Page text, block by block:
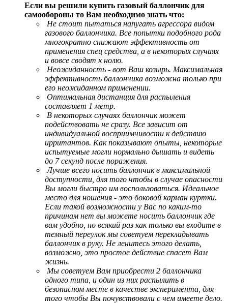
Если вы решили купить газовый баллончик для
самообороны то Вам необходимо знать что:
Не стоит пытаться напугать агрессора видом
газового баллончика. Все попытки подобного рода
многократно снижают эффективность от
применения спец средства, а в некоторых случаях
и вовсе сводят к нолю.
Неожиданность - вот Ваш козырь. Максимальная
эффективность баллончика возможна только при
его неожиданном применении.
Оптимальная дистанция для распыления
составляет 1 метр.
В некоторых случаях баллончик может
подействовать не сразу. Все зависит от
индивидуальной восприимчивости к действию
ирритантов. Как показывают опыты, некоторые
испытуемые могли нормально дышать и видеть
до 7 секунд после поражения.
Лучше всего носить баллончик в максимальной
доступности, для того чтобы в случае опасности
Вы могли быстро им воспользоваться. Идеальное
место для ношения - это боковой карман куртки.
Если такой возможности у Вас по каким-то
причинам нет вы можете носить баллончик где
вам удобно, но всякий раз как только вы входите в
темный переулок мы советуем перекладывать
баллончик в руку. Не ленитесь этого делать,
возможно, это простое действие спасет Вам
жизнь.
Мы советуем Вам приобрести 2 баллончика
одного типа, и один из них распылить в
безопасном месте в качестве эксперимента, для
того чтобы Вы почувствовали с чем имеете дело.